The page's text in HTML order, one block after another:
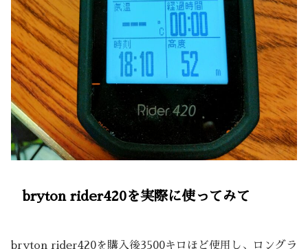
bryton rider420を実際に使ってみて
bryton rider420を購入後3500キロほど使用し、ロングラ